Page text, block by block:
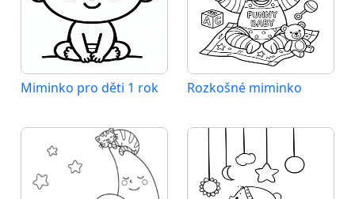
Miminko pro děti 1 rok Rozkošné miminko